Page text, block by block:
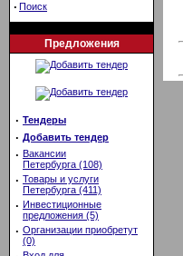
· Поиск
Предложения
· Тендеры
· Добавить тендер
· Вакансии
Петербурга (108)
· Товары и услуги
Петербурга (411)
· Инвестиционные
предложения (5)
· Организации приобретут
(0)